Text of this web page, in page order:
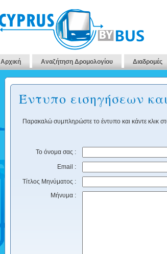
Αρχική Αναζήτηση Δρομολογίου Διαδρομές
Έντυπο εισηγήσεων
Παρακαλώ συμπληρώστε το έντυπο και κάντε κλικ
Το όνομα σας :
Email :
Τίτλος Μηνύματος :
Μήνυμα :